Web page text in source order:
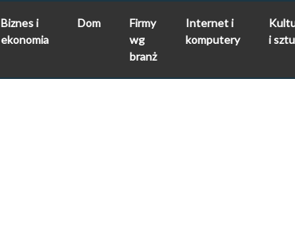
Biznes i
ekonomia
Dom
Firmy
wg
branż
Internet i
komputery
i